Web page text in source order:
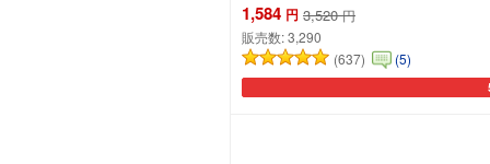
1,584 円 3,520 円
販売数:3,290
(637)
(5)